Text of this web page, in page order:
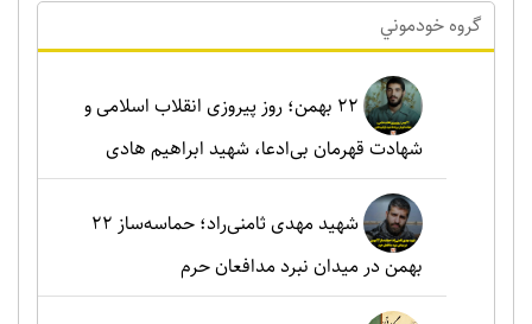
گروه خودموني
۲۲ بهمن؛ روز پیروزی انقلاب اسلامی و
شهادت قهرمان بی‌ادعا، شهید ابراهیم هادی
شهید مهدی ثامنی‌راد؛ حماسه‌ساز ۲۲
بهمن در میدان نبرد مدافعان حرم